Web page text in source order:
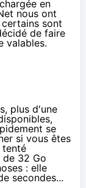
en
nous ont
certains sont
de faire
valables.
plus d'une
se
si vous êtes
tenté
32 Go
: elle
secondes...